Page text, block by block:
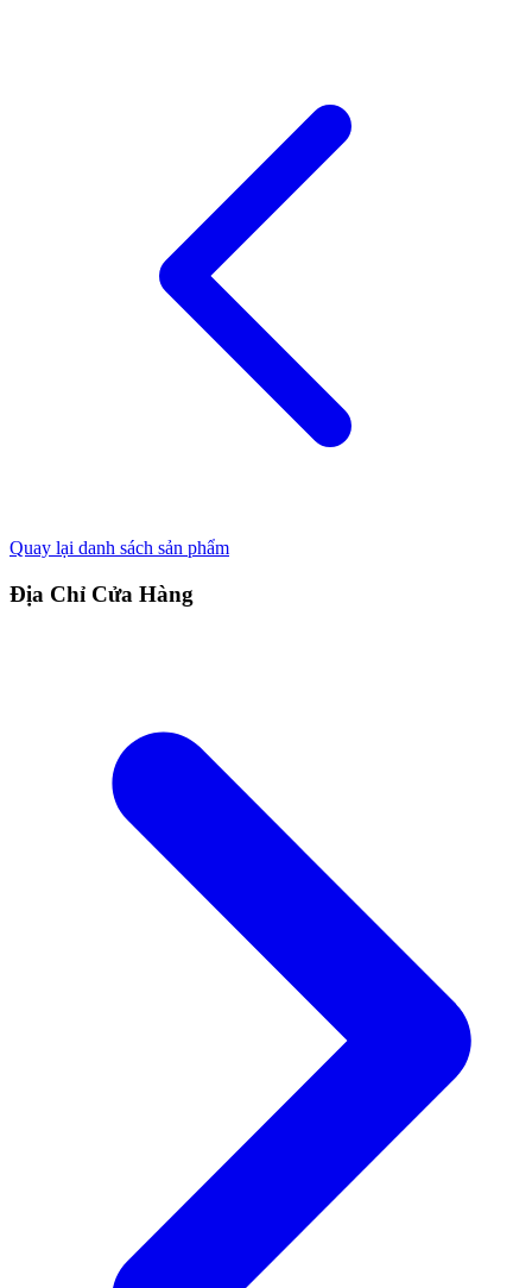
Quay lại danh sách sản phẩm
Địa Chỉ Cửa Hàng